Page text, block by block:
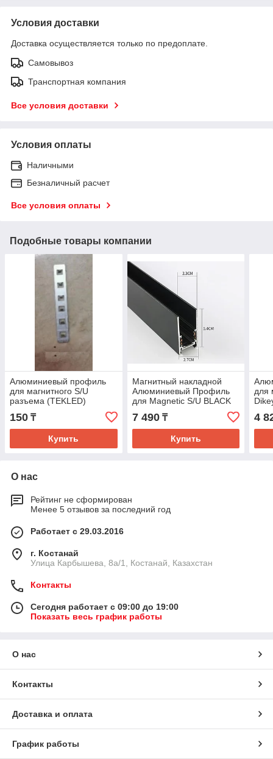
Условия доставки
Доставка осуществляется только по предоплате.
Самовывоз
Транспортная компания
Все условия доставки
Условия оплаты
Наличными
Безналичный расчет
Все условия оплаты
Подобные товары компании
Алюминиевый профиль
для магнитного S/U
разъема (TEKLED)
150 ₸
Купить
Магнитный накладной
Алюминиевый Профиль
для Magnetic S/U BLACK
1м (TEKLED)10шт
7 490₸
Купить
для
4
О нас
Рейтинг не сформирован
Менее 5 отзывов за последний год
Работает с 29.03.2016
г. Костанай
Улица Карбышева, 8а/1, Костанай, Казахстан
Контакты
Сегодня работает с 09:00 до 19:00
Показать весь график работы
О нас
Контакты
Доставка и оплата
График работы